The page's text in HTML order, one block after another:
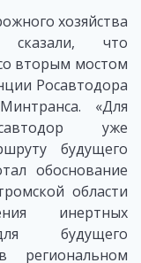
хозяйства
сказали, что
вторым мостом
Росавтодора
«Для
уже
будущего
обоснование
области
инертных
будущего
региональном